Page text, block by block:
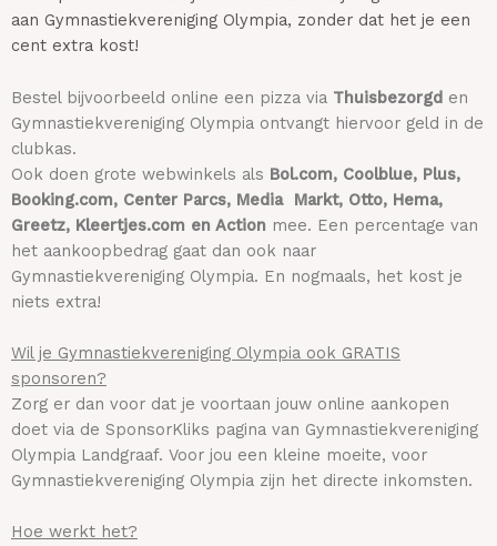
aan Gymnastiekvereniging Olympia, zonder dat het je een
cent extra kost!
Bestel bijvoorbeeld online een pizza via Thuisbezorgd en
Gymnastiekvereniging Olympia ontvangt hiervoor geld in de
clubkas.
Ook doen grote webwinkels als Bol.com, Coolblue, Plus,
Booking.com, Center Parcs, Media Markt, Otto, Hema,
Greetz, Kleertjes.com en Action mee. Een percentage van
het aankoopbedrag gaat dan ook naar
Gymnastiekvereniging Olympia. En nogmaals, het kost je
niets extra!
Wil je Gymnastiekvereniging Olympia ook GRATIS
sponsoren?
Zorg er dan voor dat je voortaan jouw online aankopen
doet via de SponsorKliks pagina van Gymnastiekvereniging
Olympia Landgraaf. Voor jou een kleine moeite, voor
Gymnastiekvereniging Olympia zijn het directe inkomsten.
Hoe werkt het?